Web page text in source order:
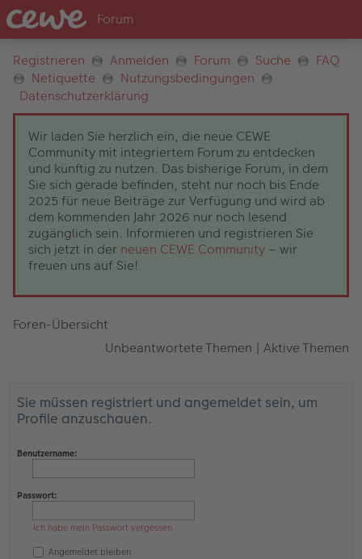
Registrieren Anmelden Forum Suche
FAQ
Netiquette
Nutzungsbedingungen
Datenschutzerklärung
Wir laden Sie herzlich ein, die neue CEWE
Community mit integriertem Forum zu entdecken
und künftig zu nutzen. Das bisherige Forum, in dem
Sie sich gerade befinden, steht nur noch bis Ende
2025 für neue Beiträge zur Verfügung und wird ab
dem kommenden Jahr 2026 nur noch lesend
zugänglich sein. Informieren und registrieren Sie
sich jetzt in der neuen CEWE Community – wir
freuen uns auf Sie!
Foren-Übersicht
Unbeantwortete Themen | Aktive Themen
Sie müssen registriert und angemeldet sein, um
Profile anzuschauen.
Benutzername:
Passwort:
Ich habe mein Passwort vergessen
Angemeldet bleiben